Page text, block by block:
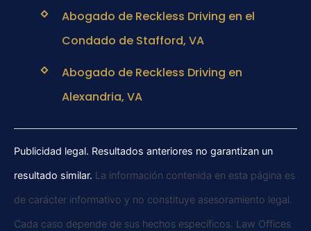
Abogado de Reckless Driving en el
Condado de Stafford, VA
Abogado de Reckless Driving en
Alexandria, VA
Publicidad legal. Resultados anteriores no garantizan un
resultado similar. La información contenida en esta página es
de carácter informativo y no constituye asesoramiento legal.
Cada caso depende de sus hechos específicos. Law Offices